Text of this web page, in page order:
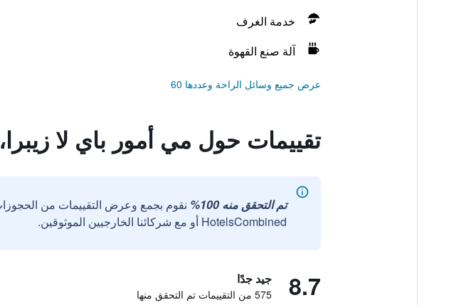
خدمة الغرف
آلة صنع القهوة
عرض جميع وسائل الراحة وعددها 60
تقييمات حول مي أمور باي لا
تم التحقق منه 100%
نقوم بجمع وعرض التقييمات من
HotelsCombined أو مع شركائنا الخارجيين الموثوقين.
8.7 جيد جدًا
575 من التقييمات تم التحقق منها